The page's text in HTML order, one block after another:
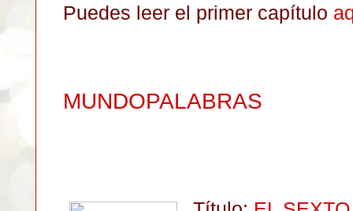
Puedes leer el primer capítulo
MUNDOPALABRAS